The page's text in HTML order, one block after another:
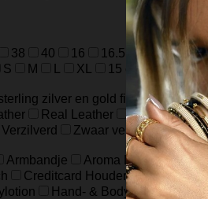
38 40 16 16.5 17.5 18.5
S M XL
15 cm / 5.9 inch
zilver en gold filled 925
Real Leather Runder Leer
Zwaar verzilverd (15
Armbandje Aroma Diffuser
Creditcard Houder Creditcard
Hand- & Bodywash